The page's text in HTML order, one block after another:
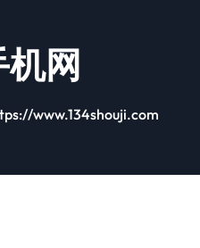
机网
www.134shouji.com